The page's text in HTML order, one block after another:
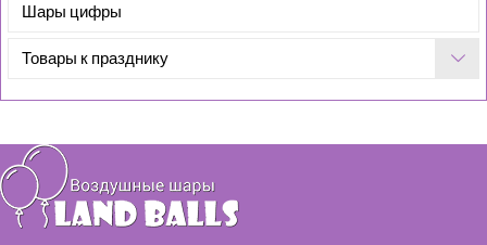
Шары цифры
Товары к празднику